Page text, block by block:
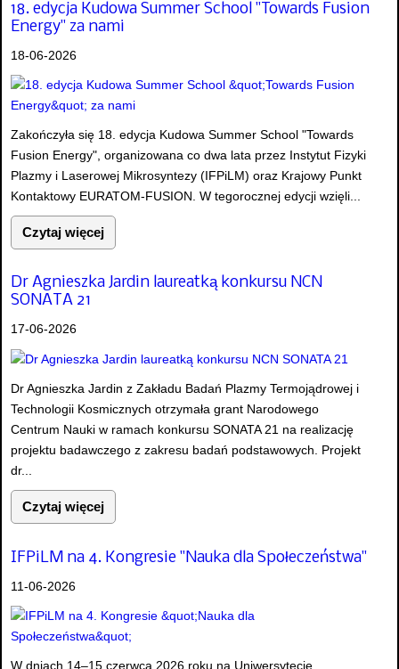
18. edycja Kudowa Summer School "Towards Fusion
Energy" za nami
18-06-2026
Zakończyła się 18. edycja Kudowa Summer School "Towards
Fusion Energy", organizowana co dwa lata przez Instytut Fizyki
Plazmy i Laserowej Mikrosyntezy (IFPiLM) oraz Krajowy Punkt
Kontaktowy EURATOM-FUSION. W tegorocznej edycji wzięli...
Czytaj więcej
Dr Agnieszka Jardin laureatką konkursu NCN
SONATA 21
17-06-2026
Dr Agnieszka Jardin z Zakładu Badań Plazmy Termojądrowej i
Technologii Kosmicznych otrzymała grant Narodowego
Centrum Nauki w ramach konkursu SONATA 21 na realizację
projektu badawczego z zakresu badań podstawowych. Projekt
dr...
Czytaj więcej
IFPiLM na 4. Kongresie "Nauka dla Społeczeństwa"
11-06-2026
W dniach 14–15 czerwca 2026 roku na Uniwersytecie